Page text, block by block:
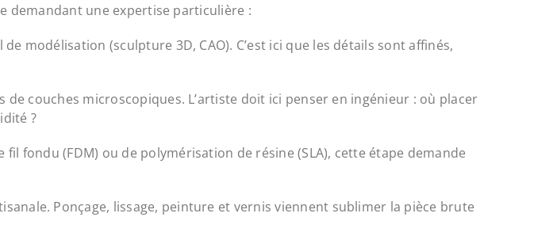
demandant une expertise particulière :
modélisation (sculpture 3D, CAO). C’est ici que les détails sont affinés,
couches microscopiques. L’artiste doit ici penser en ingénieur : où placer
?
fil fondu (FDM) ou de polymérisation de résine (SLA), cette étape demande
Ponçage, lissage, peinture et vernis viennent sublimer la pièce brute